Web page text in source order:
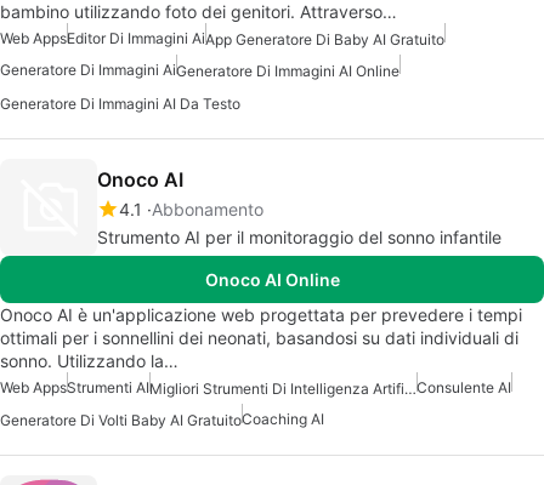
bambino utilizzando foto dei genitori. Attraverso…
Web AppsEditor Di Immagini AiApp Generatore Di Baby AI Gratuito
Generatore Di Immagini AiGeneratore Di Immagini AI Online
Generatore Di Immagini AI Da Testo
Onoco AI
4.1
Abbonamento
Strumento AI per il monitoraggio del sonno infantile
Onoco AI Online
Onoco AI è un'applicazione web progettata per prevedere i tempi
ottimali per i sonnellini dei neonati, basandosi su dati individuali di
sonno. Utilizzando la…
Web AppsStrumenti AI Migliori Strumenti Di Intelligenza Artificiale Per I Product ManagerConsulente AI
Generatore Di Volti Baby AI GratuitoCoaching AI